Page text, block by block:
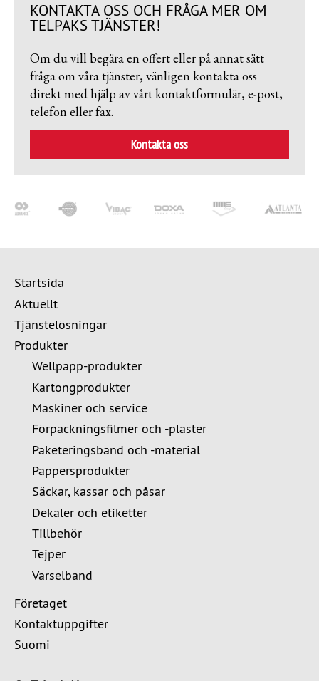
KONTAKTA OSS OCH FRÅGA MER OM
TELPAKS TJÄNSTER!
Om du vill begära en offert eller på annat sätt
fråga om våra tjänster, vänligen kontakta oss
direkt med hjälp av vårt kontaktformulär, e-post,
telefon eller fax.
Kontakta oss
Startsida
Aktuellt
Tjänstelösningar
Produkter
Wellpapp-produkter
Kartongprodukter
Maskiner och service
Förpackningsfilmer och -plaster
Paketeringsband och -material
Pappersprodukter
Säckar, kassar och påsar
Dekaler och etiketter
Tillbehör
Tejper
Varselband
Företaget
Kontaktuppgifter
Suomi